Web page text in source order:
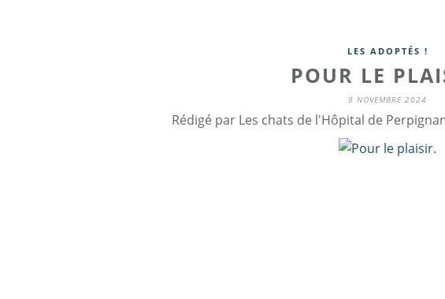
LES ADOPTÉS !
POUR LE
9 NOVEMBRE 2024
Rédigé par Les chats de l'Hôpital de